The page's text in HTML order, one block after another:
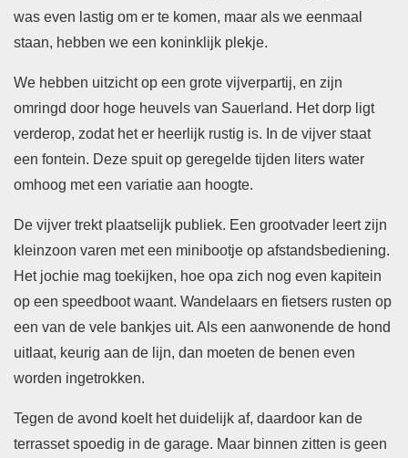
was even lastig om er te komen, maar als we eenmaal
staan, hebben we een koninklijk plekje.
We hebben uitzicht op een grote vijverpartij, en zijn
omringd door hoge heuvels van Sauerland. Het dorp ligt
verderop, zodat het er heerlijk rustig is. In de vijver staat
een fontein. Deze spuit op geregelde tijden liters water
omhoog met een variatie aan hoogte.
De vijver trekt plaatselijk publiek. Een grootvader leert zijn
kleinzoon varen met een minibootje op afstandsbediening.
Het jochie mag toekijken, hoe opa zich nog even kapitein
op een speedboot waant. Wandelaars en fietsers rusten op
een van de vele bankjes uit. Als een aanwonende de hond
uitlaat, keurig aan de lijn, dan moeten de benen even
worden ingetrokken.
Tegen de avond koelt het duidelijk af, daardoor kan de
terrasset spoedig in de garage. Maar binnen zitten is geen